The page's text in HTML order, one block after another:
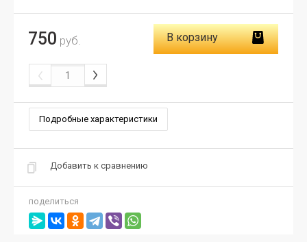
750 руб. В корзину
Подробные характеристики
Добавить к сравнению
поделиться